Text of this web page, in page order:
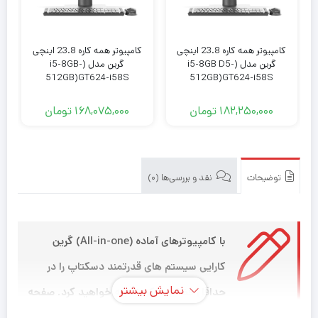
کامپیوتر همه کاره 23.8 اینچی
گرین مدل (i5-8GB D5-
512GB)GT624-i58S
182,250,000 تومان
کامپیوتر همه کاره 23.8 اینچی
گرین مدل (i5-8GB-
512GB)GT624-i58S
168,075,000 تومان
توضیحات نقد و بررسی‌ها (0)
با کامپیوترهای آماده (All-in-one) گرین
کارایی سیستم های قدرتمند دسکتاپ را در
حداقل فضای ممکن تجربه خواهید کرد. صفحه
نمایش بیشتر